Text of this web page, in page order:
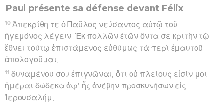
Paul présente sa défense devant Félix
10 Ἀπεκρίθη τε ὁ Παῦλος νεύσαντος αὐτῷ τοῦ
ἡγεμόνος λέγειν· Ἐκ πολλῶν ἐτῶν ὄντα σε κριτὴν τῷ
ἔθνει τούτῳ ἐπιστάμενος εὐθύμως τὰ περὶ ἐμαυτοῦ
ἀπολογοῦμαι,
11 δυναμένου σου ἐπιγνῶναι, ὅτι οὐ πλείους εἰσίν μοι
ἡμέραι δώδεκα ἀφ’ ἧς ἀνέβην προσκυνήσων εἰς
Ἰερουσαλήμ,